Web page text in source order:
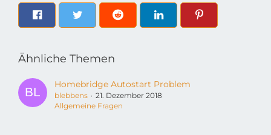
Ähnliche Themen
Homebridge Autostart Problem
blebbens
21. Dezember 2018
Allgemeine Fragen